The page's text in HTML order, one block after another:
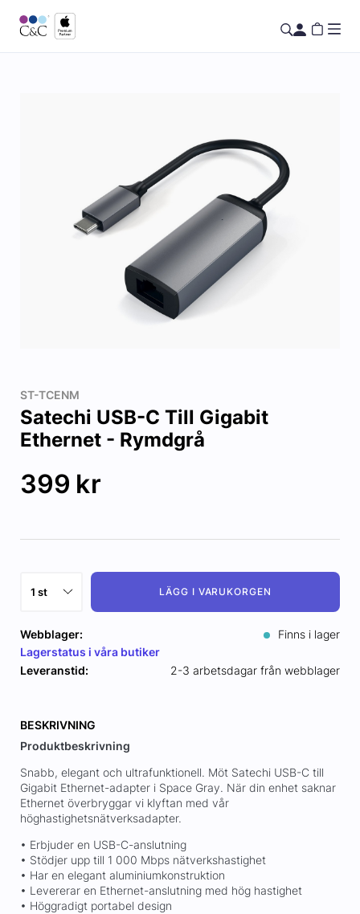
ST-TCENM
Satechi USB-C Till Gigabit
Ethernet - Rymdgrå
399 kr
LÄGG I VARUKORGEN
Webblager:
Finns i lager
Lagerstatus i våra butiker
Leveranstid:
2-3 arbetsdagar från webblager
BESKRIVNING
Produktbeskrivning
Snabb, elegant och ultrafunktionell. Möt Satechi USB-C till
Gigabit Ethernet-adapter i Space Gray. När din enhet saknar
Ethernet överbryggar vi klyftan med vår
höghastighetsnätverksadapter.
• Erbjuder en USB-C-anslutning
• Stödjer upp till 1 000 Mbps nätverkshastighet
• Har en elegant aluminiumkonstruktion
• Levererar en Ethernet-anslutning med hög hastighet
• Höggradigt portabel design